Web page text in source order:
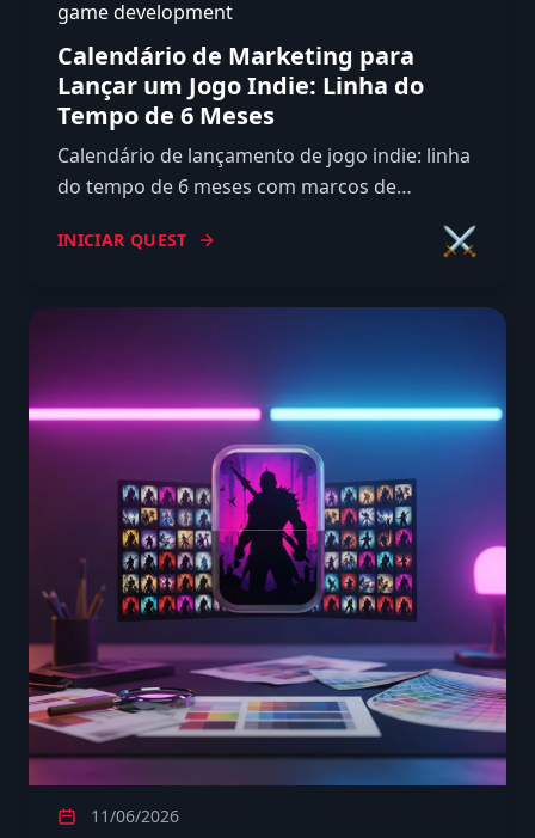
game development
Calendário de Marketing para
Lançar um Jogo Indie: Linha do
Tempo de 6 Meses
Calendário de lançamento de jogo indie: linha
do tempo de 6 meses com marcos de
página na Steam ao pós-venda.
INICIAR QUEST ⚔️
11/06/2026